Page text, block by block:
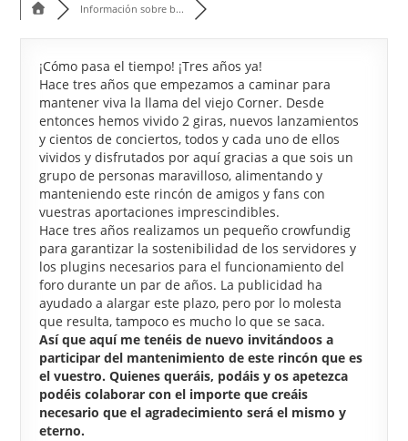
Información sobre b...
¡Cómo pasa el tiempo! ¡Tres años ya!
Hace tres años que empezamos a caminar para
mantener viva la llama del viejo Corner. Desde
entonces hemos vivido 2 giras, nuevos lanzamientos
y cientos de conciertos, todos y cada uno de ellos
vividos y disfrutados por aquí gracias a que sois un
grupo de personas maravilloso, alimentando y
manteniendo este rincón de amigos y fans con
vuestras aportaciones imprescindibles.
Hace tres años realizamos un pequeño crowfundig
para garantizar la sostenibilidad de los servidores y
los plugins necesarios para el funcionamiento del
foro durante un par de años. La publicidad ha
ayudado a alargar este plazo, pero por lo molesta
que resulta, tampoco es mucho lo que se saca.
Así que aquí me tenéis de nuevo invitándoos a
participar del mantenimiento de este rincón que es
el vuestro. Quienes queráis, podáis y os apetezca
podéis colaborar con el importe que creáis
necesario que el agradecimiento será el mismo y
eterno.